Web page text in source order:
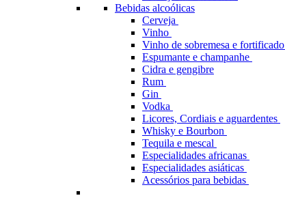
Bebidas alcoólicas
Cerveja
Vinho
Vinho de sobremesa e fortificado
Espumante e champanhe
Cidra e gengibre
Rum
Gin
Vodka
Licores, Cordiais e aguardentes
Whisky e Bourbon
Tequila e mescal
Especialidades africanas
Especialidades asiáticas
Acessórios para bebidas